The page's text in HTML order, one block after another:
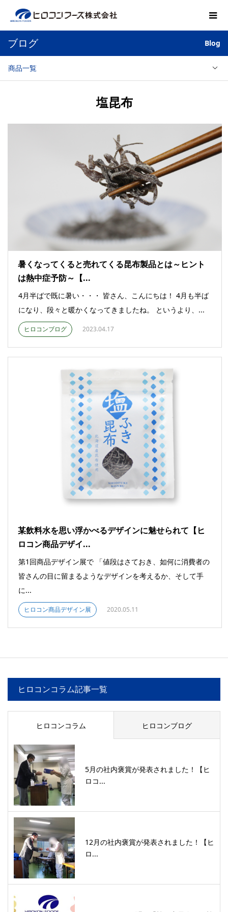
ブログ Blog
商品一覧
塩昆布
暑くなってくると売れてくる昆布製品とは～ヒント
は熱中症予防～【...
4月半ばで既に暑い・・・ 皆さん、こんにちは！ 4月も半ば
になり、段々と暖かくなってきましたね。 というより、...
ヒロコンブログ 2023.04.17
某飲料水を思い浮かべるデザインに魅せられて【ヒ
ロコン商品デザイ...
第1回商品デザイン展で 「値段はさておき、如何に消費者の
皆さんの目に留まるようなデザインを考えるか、そして手
に...
ヒロコン商品デザイン展 2020.05.11
ヒロコンコラム記事一覧
ヒロコンコラム ヒロコンブログ
5月の社内褒賞が発表されました！【ヒ
ロコ...
12月の社内褒賞が発表されました！【ヒ
ロ...